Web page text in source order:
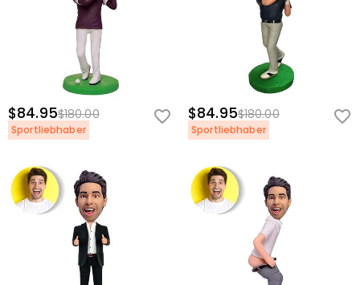
$84.95$180.00
Sportliebhaber
$84.95$180.00
Sportliebhaber